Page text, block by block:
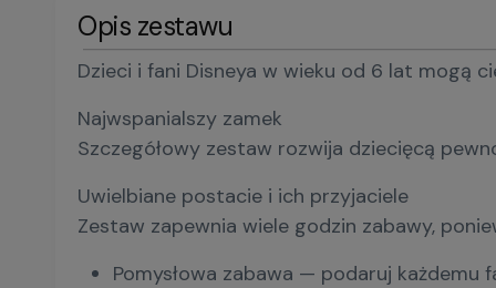
Opis zestawu
Dzieci i fani Disneya w wieku od 6 lat mogą
Najwspanialszy zamek
Szczegółowy zestaw rozwija dziecięcą
Uwielbiane postacie i ich przyjaciele
Zestaw zapewnia wiele godzin zabawy,
Pomysłowa zabawa — podaruj każdemu